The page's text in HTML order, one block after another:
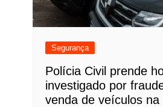
Segurança
Polícia Civil prende
investigado por
venda de veículos na